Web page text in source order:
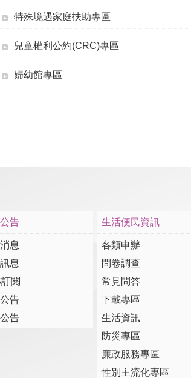
特殊境遇家庭扶助專區
兒童權利公約(CRC)專區
婦幼館專區
告
息
息
閱
告
告
生活便民資訊
各類申辦
問卷調查
常見問答
下載專區
生活資訊
防災專區
廉政服務專區
性別主流化專區